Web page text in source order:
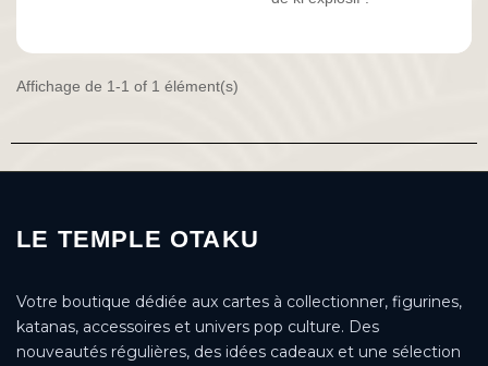
Affichage de 1-1 of 1 élément(s)
LE TEMPLE OTAKU
Votre boutique dédiée aux cartes à collectionner, figurines,
katanas, accessoires et univers pop culture. Des
nouveautés régulières, des idées cadeaux et une sélection